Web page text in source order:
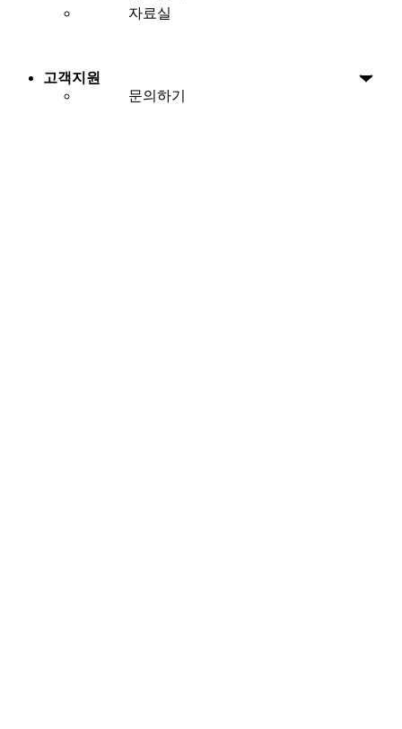
자료실
고객지원
문의하기